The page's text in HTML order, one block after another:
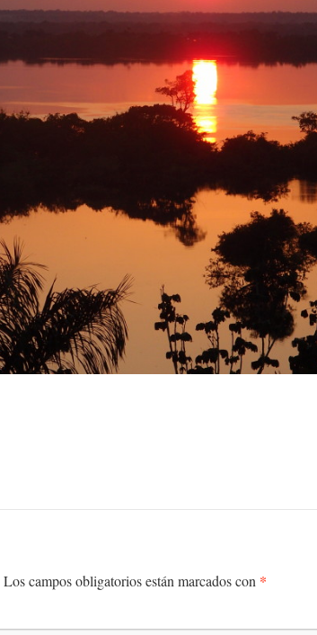
Los campos obligatorios están marcados con *